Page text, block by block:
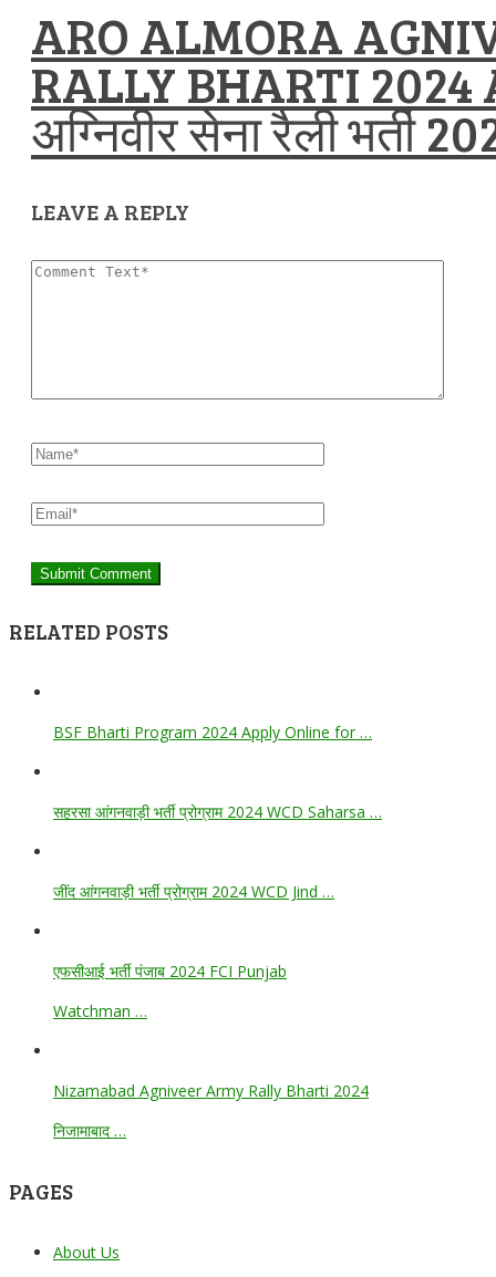
ARO ALMORA
RALLY BHARTI 2024
अग्निवीर सेना रैली भर्ती
LEAVE A REPLY
RELATED POSTS
BSF Bharti Program 2024 Apply Online for …
सहरसा आंगनवाड़ी भर्ती प्रोग्राम 2024 WCD Saharsa …
जींद आंगनवाड़ी भर्ती प्रोग्राम 2024 WCD Jind …
एफसीआई भर्ती पंजाब 2024 FCI Punjab
Watchman …
Nizamabad Agniveer Army Rally Bharti 2024
निजामाबाद …
PAGES
About Us